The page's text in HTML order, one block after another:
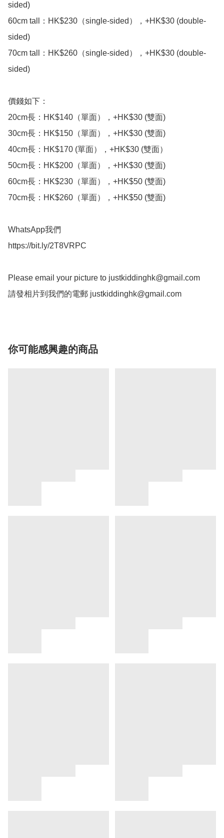
sided)
60cm tall：HK$230（single-sided），+HK$30 (double-
sided)
70cm tall：HK$260（single-sided），+HK$30 (double-
sided)
價錢如下：
20cm長：HK$140（單面），+HK$30 (雙面)
30cm長：HK$150（單面），+HK$30 (雙面)
40cm長：HK$170 (單面），+HK$30 (雙面）
50cm長：HK$200（單面），+HK$30 (雙面)
60cm長：HK$230（單面），+HK$50 (雙面)
70cm長：HK$260（單面），+HK$50 (雙面)
WhatsApp我們
https://bit.ly/2T8VRPC
Please email your picture to justkiddinghk@gmail.com
請發相片到我們的電郵 justkiddinghk@gmail.com
你可能感興趣的商品